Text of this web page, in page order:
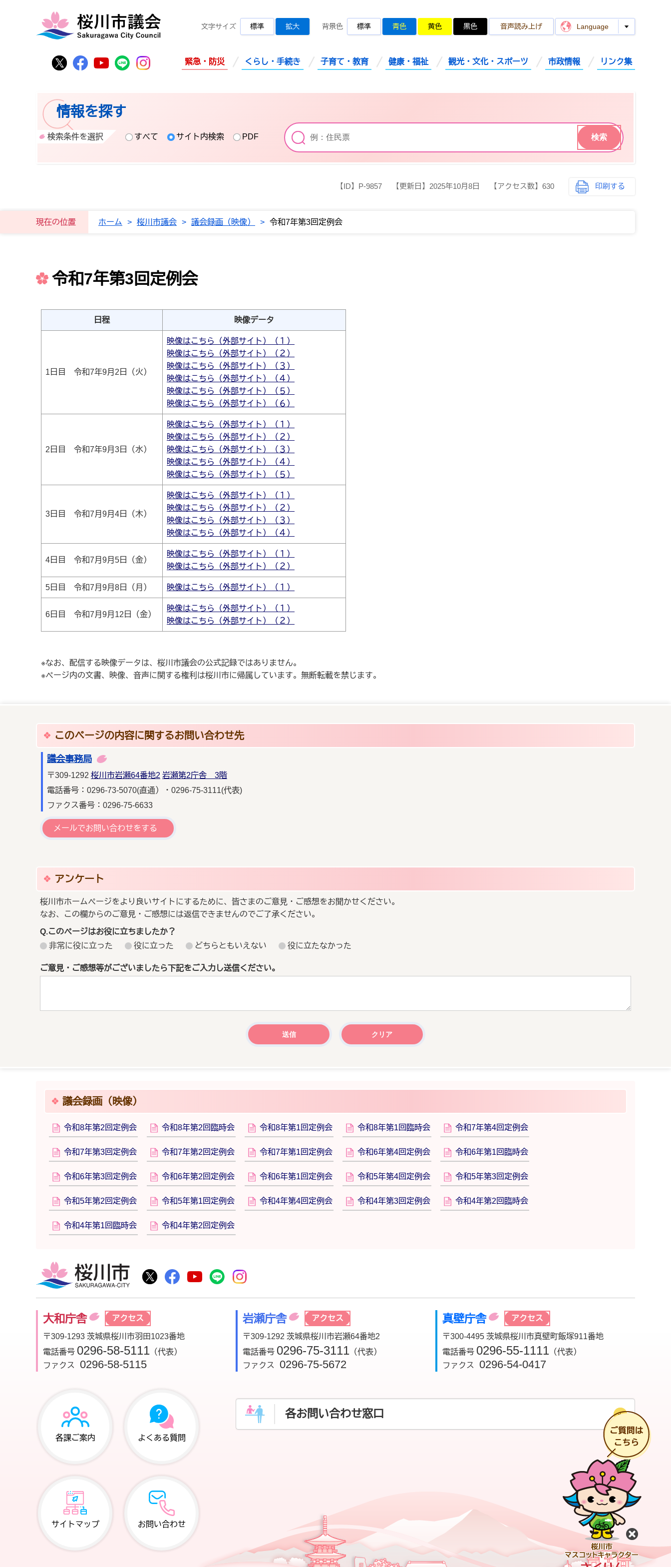
桜川市公式Twitter
桜川市公式Facebook
桜川市公式YouTube
桜川市公式LINE
Instagram
文字サイズ 標準 拡大 背景色 標準 青色 黄色 黒色 音声読み上げ Language
緊急・防災 くらし・手続き 子育て・教育 健康・福祉 観光・文化・スポーツ 市政情報 リンク集
情報を探す
検索条件を選択 すべて サイト内検索 PDF
【ID】 P-9857 【更新日】 2025年10月8日 【アクセス数】 630 印刷する
現在の位置 ホーム > 桜川市議会 > 議会録画（映像） > 令和7年第3回定例会
令和7年第3回定例会
日程 映像データ
1日目 令和7年9月2日（火）
映像はこちら（外部サイト）（１）
映像はこちら（外部サイト）（２）
映像はこちら（外部サイト）（３）
映像はこちら（外部サイト）（４）
映像はこちら（外部サイト）（５）
映像はこちら（外部サイト）（６）
2日目 令和7年9月3日（水）
映像はこちら（外部サイト）（１）
映像はこちら（外部サイト）（２）
映像はこちら（外部サイト）（３）
映像はこちら（外部サイト）（４）
映像はこちら（外部サイト）（５）
3日目 令和7月9月4日（木）
映像はこちら（外部サイト）（１）
映像はこちら（外部サイト）（２）
映像はこちら（外部サイト）（３）
映像はこちら（外部サイト）（４）
4日目 令和7月9月5日（金）
映像はこちら（外部サイト）（１）
映像はこちら（外部サイト）（２）
5日目 令和7月9月8日（月） 映像はこちら（外部サイト）（１）
6日目 令和7月9月12日（金）
映像はこちら（外部サイト）（１）
映像はこちら（外部サイト）（２）
※なお、配信する映像データは、桜川市議会の公式記録ではありません。
※ページ内の文書、映像、音声に関する権利は桜川市に帰属しています。無断転載を禁じます。
このページの内容に関するお問い合わせ先
議会事務局
〒309-1292 桜川市岩瀬64番地2 岩瀬第2庁舎 3階
電話番号：0296-73-5070(直通）・0296-75-3111(代表)
ファクス番号：0296-75-6633
メールでお問い合わせをする
アンケート
桜川市ホームページをより良いサイトにするために、皆さまのご意見・ご感想をお聞かせください。
なお、この欄からのご意見・ご感想には返信できませんのでご了承ください。
Q.このページはお役に立ちましたか？
非常に役に立った
役に立った どちらともいえない 役に立たなかった
ご意見・ご感想等がございましたら下記をご入力し送信ください。
議会録画（映像）
令和8年第2回定例会 令和8年第2回臨時会 令和8年第1回定例会 令和8年第1回臨時会 令和7年第4回定例会
令和7年第3回定例会 令和7年第2回定例会 令和7年第1回定例会 令和6年第4回定例会 令和6年第1回臨時会
令和6年第3回定例会 令和6年第2回定例会 令和6年第1回定例会 令和5年第4回定例会 令和5年第3回定例会
令和5年第2回定例会 令和5年第1回定例会 令和4年第4回定例会 令和4年第3回定例会 令和4年第2回臨時会
令和4年第1回臨時会 令和4年第2回定例会
桜川市公式Twitter
桜川市公式Facebook
桜川市公式YouTube
桜川市公式LINE
大和庁舎 アクセス
〒309-1293 茨城県桜川市羽田1023番地
電話番号 0296-58-5111 （代表）
ファクス
0296-58-5115
岩瀬庁舎 アクセス
〒309-1292 茨城県桜川市岩瀬64番地2
電話番号 0296-75-3111 （代表）
ファクス
0296-75-5672
真壁庁舎 アクセス
〒300-4495 茨城県桜川市真壁町飯塚911番地
電話番号 0296-55-1111 （代表）
ファクス
0296-54-0417
各課ご案内 よくある質問
サイトマップ お問い合わせ
各お問い合わせ窓口